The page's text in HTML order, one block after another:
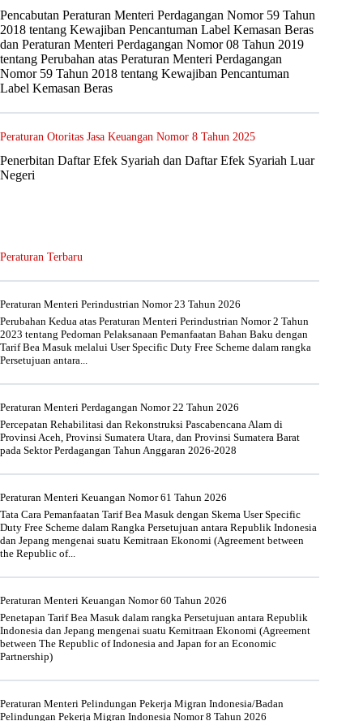
Pencabutan Peraturan Menteri Perdagangan Nomor 59 Tahun
2018 tentang Kewajiban Pencantuman Label Kemasan Beras
dan Peraturan Menteri Perdagangan Nomor 08 Tahun 2019
tentang Perubahan atas Peraturan Menteri Perdagangan
Nomor 59 Tahun 2018 tentang Kewajiban Pencantuman
Label Kemasan Beras
Peraturan Otoritas Jasa Keuangan Nomor 8 Tahun 2025
Penerbitan Daftar Efek Syariah dan Daftar Efek Syariah Luar
Negeri
Peraturan Terbaru
Peraturan Menteri Perindustrian Nomor 23 Tahun 2026
Perubahan Kedua atas Peraturan Menteri Perindustrian Nomor 2 Tahun
2023 tentang Pedoman Pelaksanaan Pemanfaatan Bahan Baku dengan
Tarif Bea Masuk melalui User Specific Duty Free Scheme dalam rangka
Persetujuan antara...
Peraturan Menteri Perdagangan Nomor 22 Tahun 2026
Percepatan Rehabilitasi dan Rekonstruksi Pascabencana Alam di
Provinsi Aceh, Provinsi Sumatera Utara, dan Provinsi Sumatera Barat
pada Sektor Perdagangan Tahun Anggaran 2026-2028
Peraturan Menteri Keuangan Nomor 61 Tahun 2026
Tata Cara Pemanfaatan Tarif Bea Masuk dengan Skema User Specific
Duty Free Scheme dalam Rangka Persetujuan antara Republik Indonesia
dan Jepang mengenai suatu Kemitraan Ekonomi (Agreement between
the Republic of...
Peraturan Menteri Keuangan Nomor 60 Tahun 2026
Penetapan Tarif Bea Masuk dalam rangka Persetujuan antara Republik
Indonesia dan Jepang mengenai suatu Kemitraan Ekonomi (Agreement
between The Republic of Indonesia and Japan for an Economic
Partnership)
Peraturan Menteri Pelindungan Pekerja Migran Indonesia/Badan
Pelindungan Pekerja Migran Indonesia Nomor 8 Tahun 2026